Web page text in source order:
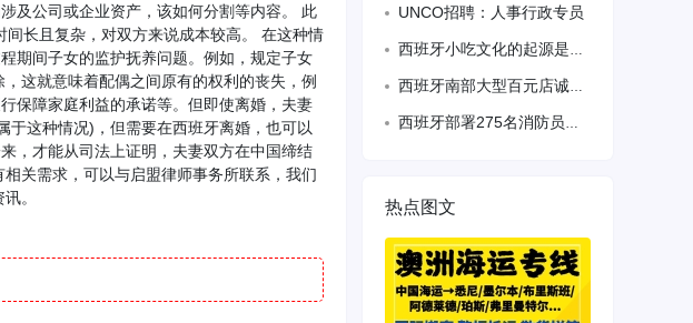
及公司或企业资产，该如何分割等内容。 此
长且复杂，对双方来说成本较高。 在这种情
期间子女的监护抚养问题。例如，规定子女
这就意味着配偶之间原有的权利的丧失，例
保障家庭利益的承诺等。但即使离婚，夫妻
这种情况)，但需要在西班牙离婚，也可以
，才能从司法上证明，夫妻双方在中国缔结
关需求，可以与启盟律师事务所联系，我们
。
UNCO招聘：人事行政专员
西班牙小吃文化的起源是什么？
西班牙南部大型百元店诚聘员工1600-3000.男女不限，但必须踏实肯干
西班牙部署275名消防员扑灭安达卢西亚森林大火
热点图文